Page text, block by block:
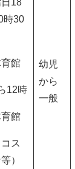
18
時30
館
12時
館
ス
）
幼児
から
一般